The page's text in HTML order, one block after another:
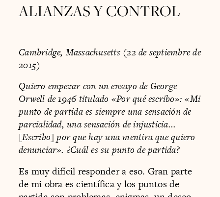
ALIANZAS Y CONTROL
Cambridge, Massachusetts (22 de septiembre de
2015)
Quiero empezar con un ensayo de George
Orwell de 1946 titulado «Por qué escribo»: «Mi
punto de partida es siempre una sensa­ción de
parcialidad, una sensación de injusticia...
[Escribo] por­ que hay una mentira que quiero
denunciar». ¿Cuál es su punto de partida?
Es muy difícil responder a eso. Gran parte
de mi obra es científica y los puntos de